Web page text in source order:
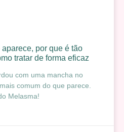
por que é tão
tratar de forma eficaz
com uma mancha no
comum do que parece.
Melasma!